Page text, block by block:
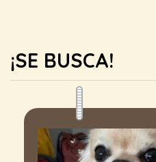
¡SE BUSCA!